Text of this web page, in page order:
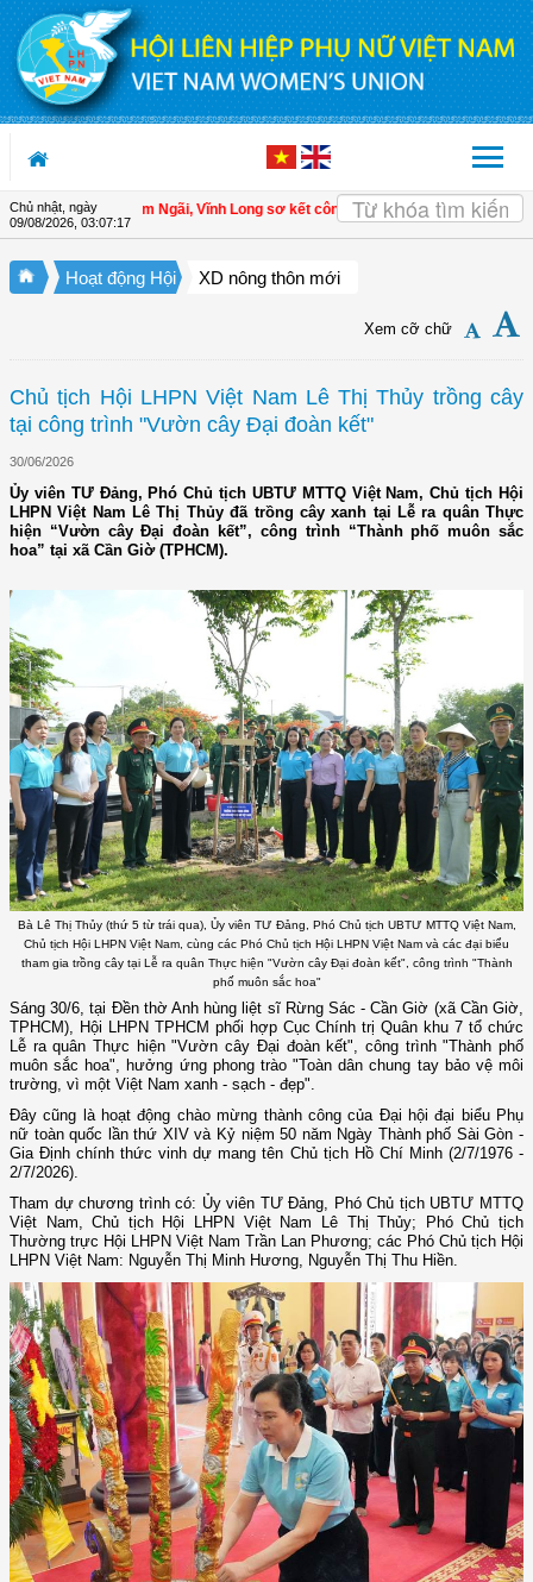
Truy cập nội dung luôn
Chủ nhật, ngày
09/08/2026, 03:07:19
xã Tam Ngãi, Vĩnh Long sơ kết công tác Hội và phong trào phụ nữ 6 tháng
Hoạt động Hội XD nông thôn mới
Xem cỡ chữ
Chủ tịch Hội LHPN Việt Nam Lê Thị Thủy trồng cây
tại công trình "Vườn cây Đại đoàn kết"
30/06/2026
Ủy viên TƯ Đảng, Phó Chủ tịch UBTƯ MTTQ Việt Nam, Chủ tịch Hội
LHPN Việt Nam Lê Thị Thủy đã trồng cây xanh tại Lễ ra quân Thực
hiện “Vườn cây Đại đoàn kết”, công trình “Thành phố muôn sắc
hoa” tại xã Cần Giờ (TPHCM).
Bà Lê Thị Thủy (thứ 5 từ trái qua), Ủy viên TƯ Đảng, Phó Chủ tịch UBTƯ MTTQ Việt Nam,
Chủ tịch Hội LHPN Việt Nam, cùng các Phó Chủ tịch Hội LHPN Việt Nam và các đại biểu
tham gia trồng cây tại Lễ ra quân Thực hiện "Vườn cây Đại đoàn kết", công trình "Thành
phố muôn sắc hoa"
Sáng 30/6, tại Đền thờ Anh hùng liệt sĩ Rừng Sác - Cần Giờ (xã Cần Giờ,
TPHCM), Hội LHPN TPHCM phối hợp Cục Chính trị Quân khu 7 tổ chức
Lễ ra quân Thực hiện "Vườn cây Đại đoàn kết", công trình "Thành phố
muôn sắc hoa", hưởng ứng phong trào "Toàn dân chung tay bảo vệ môi
trường, vì một Việt Nam xanh - sạch - đẹp".
Đây cũng là hoạt động chào mừng thành công của Đại hội đại biểu Phụ
nữ toàn quốc lần thứ XIV và Kỷ niệm 50 năm Ngày Thành phố Sài Gòn -
Gia Định chính thức vinh dự mang tên Chủ tịch Hồ Chí Minh (2/7/1976 -
2/7/2026).
Tham dự chương trình có: Ủy viên TƯ Đảng, Phó Chủ tịch UBTƯ MTTQ
Việt Nam, Chủ tịch Hội LHPN Việt Nam Lê Thị Thủy; Phó Chủ tịch
Thường trực Hội LHPN Việt Nam Trần Lan Phương; các Phó Chủ tịch Hội
LHPN Việt Nam: Nguyễn Thị Minh Hương, Nguyễn Thị Thu Hiền.